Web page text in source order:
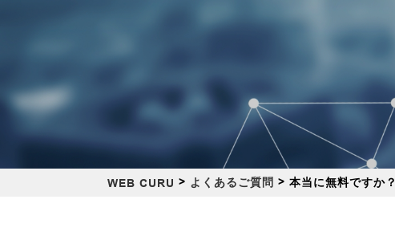
WEB CURU > よくあるご質問 >本当に無料ですか？